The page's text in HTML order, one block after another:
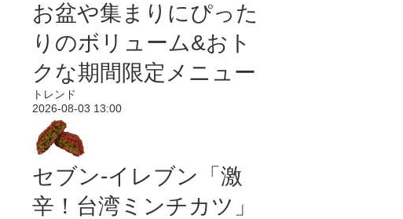
お盆や集まりにぴった
りのボリューム&おト
クな期間限定メニュー
トレンド
2026-08-03 13:00
セブン-イレブン「激
辛！台湾ミンチカツ」